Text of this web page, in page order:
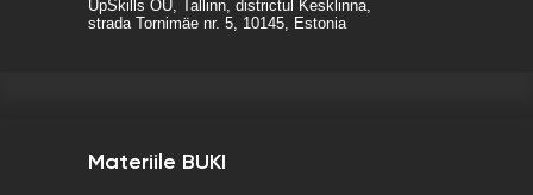
UpSkills OÜ, Tallinn, districtul Kesklinna,
strada Tornimäe nr. 5, 10145, Estonia
Materiile BUKI